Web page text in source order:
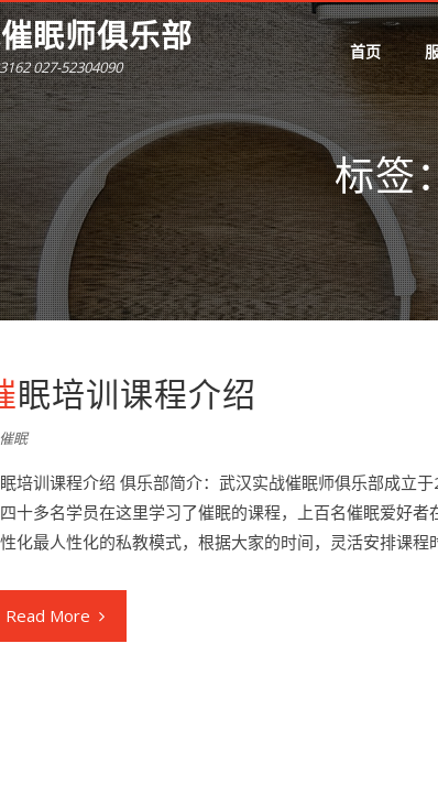
催眠师俱乐部
027-52304090
首页
标签
催眠培训课程介绍
催眠
培训课程介绍 俱乐部简介：武汉实战催眠师俱乐部成立
十多名学员在这里学习了催眠的课程，上百名催眠爱好
化最人性化的私教模式，根据大家的时间，灵活安排课程
Read More